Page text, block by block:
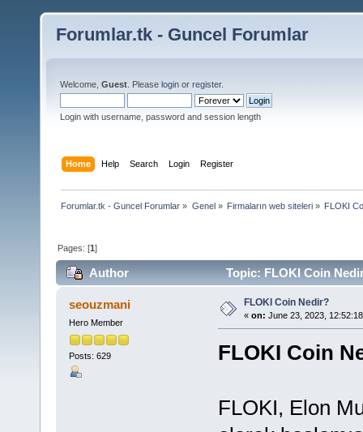
Forumlar.tk - Guncel Forumlar
Welcome, Guest . Please login or register.
Login with username, password and session length
Home Help Search Login Register
Forumlar.tk - Guncel Forumlar » Genel» Firmaların web siteleri» FLOKI
Pages: [1]
Author Topic: FLOKI Coin
seouzmani
Hero Member
Posts: 629
FLOKI Coin Nedir?
« on: June 23, 2023,
FLOKI Coin
FLOKI, Elon